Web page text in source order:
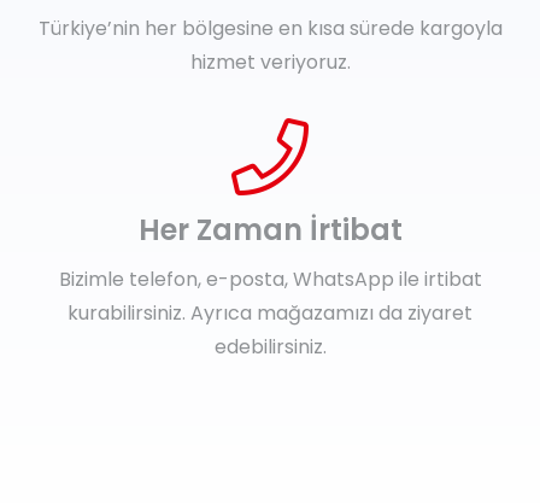
Türkiye’nin her bölgesine en kısa sürede kargoyla
hizmet veriyoruz.
Her Zaman İrtibat
Bizimle telefon, e-posta, WhatsApp ile irtibat
kurabilirsiniz. Ayrıca mağazamızı da ziyaret
edebilirsiniz.